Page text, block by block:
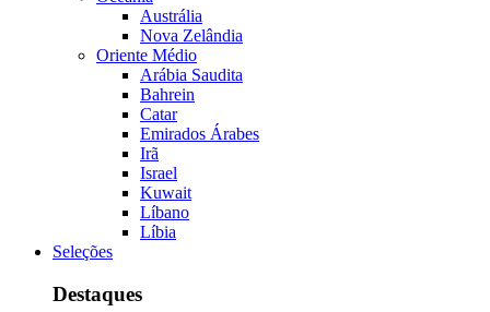
Austrália
Nova Zelândia
Oriente Médio
Arábia Saudita
Bahrein
Catar
Emirados Árabes
Irã
Israel
Kuwait
Líbano
Líbia
Seleções
Destaques